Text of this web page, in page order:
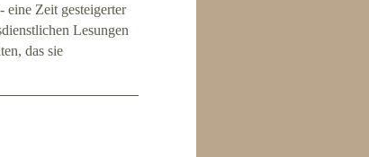
eine Zeit gesteigerter
Lesungen
das sie